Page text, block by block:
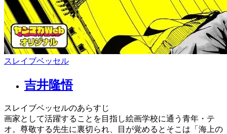
スレイブベッセル
吉井隆悟
スレイブベッセルのあらすじ
画家として活躍することを目指し絵画学校に通う青年・テ
オ。尊敬する先生に裏切られ、目が覚めるとそこは「海上の